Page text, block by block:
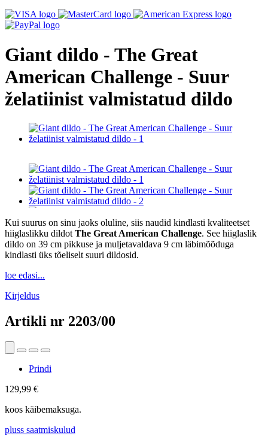
Giant dildo - The Great
American Challenge - Suur
želatiinist valmistatud dildo
Kui suurus on sinu jaoks oluline, siis naudid kindlasti kvaliteetset
hiiglaslikku dildot The Great American Challenge. See hiiglaslik
dildo on 39 cm pikkuse ja muljetavaldava 9 cm läbimõõduga
kindlasti üks tõeliselt suuri dildosid.
loe edasi...
Kirjeldus
Artikli nr 2203/00
Prindi
129,99 €
koos käibemaksuga.
pluss saatmiskulud